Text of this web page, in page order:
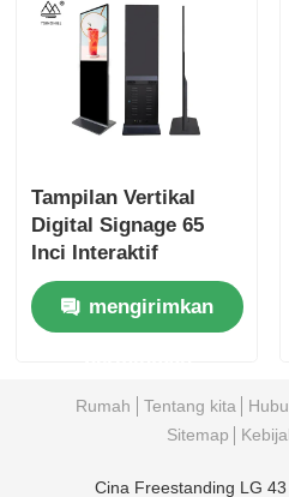
Tampilan Vertikal
Digital Signage 65
Inci Interaktif
Windows 10 OS
mengirimkan
Rumah Tentang kita
Sitemap
Cina Freestanding LG